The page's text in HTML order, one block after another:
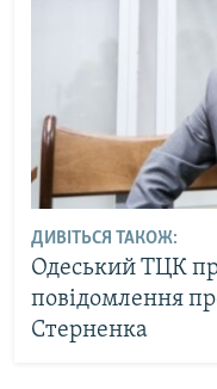
ДИВІТЬСЯ ТАКОЖ:
Одеський ТЦК
повідомлення
Стерненка